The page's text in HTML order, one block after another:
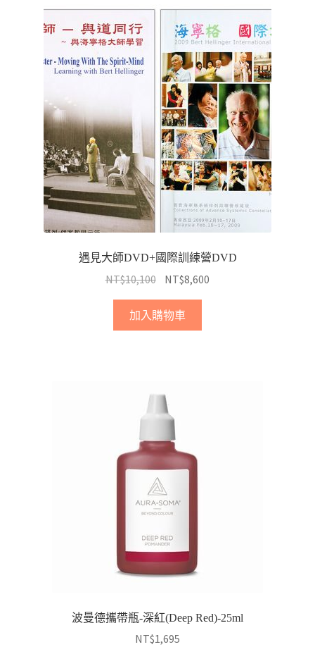
遇見大師DVD+國際訓練營DVD
NT$10,100 NT$8,600
加入購物車
波曼德攜帶瓶-深紅(Deep Red)-25ml
NT$1,695